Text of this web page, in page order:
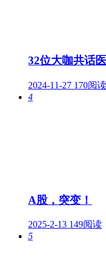
32位大咖共话
2024-11-27 170阅读
4
A股，突变！
2025-2-13 149阅读
5